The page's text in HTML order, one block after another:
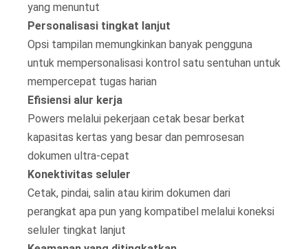
yang menuntut
Personalisasi tingkat lanjut
Opsi tampilan memungkinkan banyak pengguna
untuk mempersonalisasi kontrol satu sentuhan untuk
mempercepat tugas harian
Efisiensi alur kerja
Powers melalui pekerjaan cetak besar berkat
kapasitas kertas yang besar dan pemrosesan
dokumen ultra-cepat
Konektivitas seluler
Cetak, pindai, salin atau kirim dokumen dari
perangkat apa pun yang kompatibel melalui koneksi
seluler tingkat lanjut